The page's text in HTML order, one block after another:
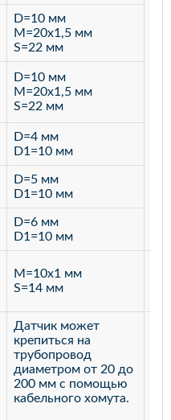
D=10 мм
M=20х1,5 мм
S=22 мм
D=10 мм
M=20х1,5 мм
S=22 мм
D=4 мм
D1=10 мм
D=5 мм
D1=10 мм
D=6 мм
D1=10 мм
M=10х1 мм
S=14 мм
Датчик может
крепиться на
трубопровод
диаметром от 20 до
200 мм с помощью
кабельного хомута.